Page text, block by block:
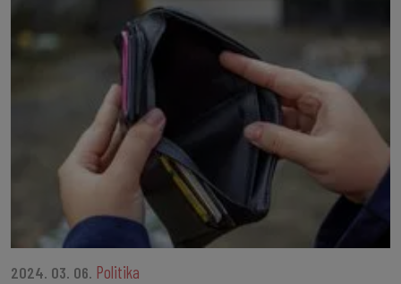
2024. 03. 06. Politika